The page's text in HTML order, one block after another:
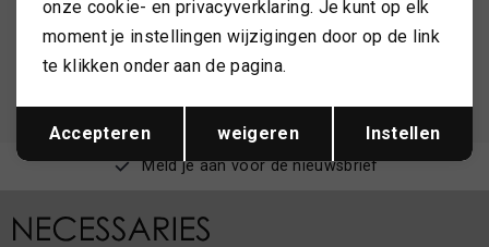
AANMELDEN
Hoe we met je data omgaan? Bekijk dit in onze
Meld je aan voor de nieuwsbrief
Terug Opslaan
onze cookie- en privacyverklaring. Je kunt op elk
moment je instellingen wijzigingen door op de link
te klikken onder aan de pagina.
Accepteren weigeren Instellen